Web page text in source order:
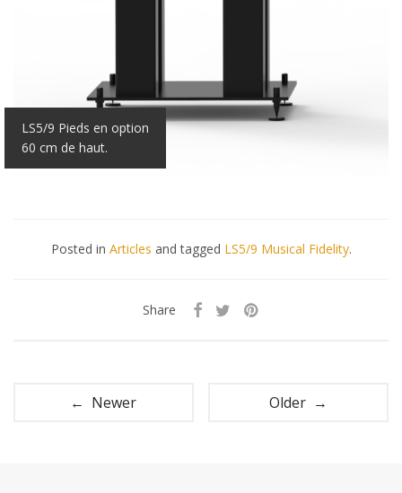
LS5/9 Pieds en option
60 cm de haut.
Posted in Articles and tagged LS5/9 Musical Fidelity.
Share
← Newer Older →